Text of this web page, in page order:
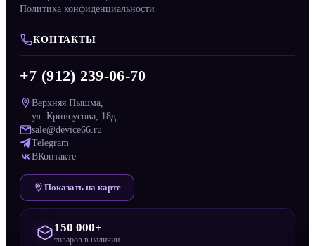
Политика конфиденциальности
КОНТАКТЫ
+7 (912) 239-06-70
Верхняя Пышма,
ул. Кривоусова, 18д
sale@device66.ru
Telegram
ВКонтакте
Показать на карте
150 000+
товаров в наличии